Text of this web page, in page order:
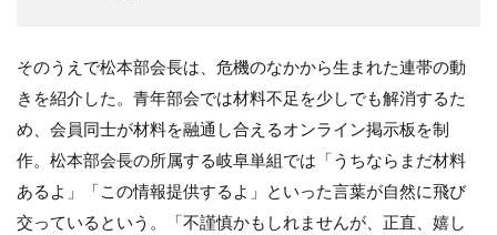
ク
ト：
「外
とつ
なが
る組
織へ
の転
換」
そのうえで松本部会長は、危機のなかから生まれた連帯の動
きを紹介した。青年部会では材料不足を少しでも解消するた
め、会員同士が材料を融通し合えるオンライン掲示板を制
作。松本部会長の所属する岐阜単組では「うちならまだ材料
あるよ」「この情報提供するよ」といった言葉が自然に飛び
交っているという。「不謹慎かもしれませんが、正直、嬉し